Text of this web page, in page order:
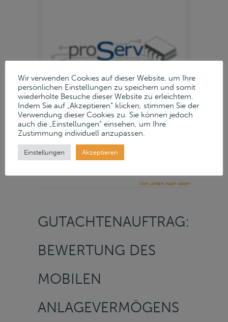
16. Oktober 2024
Read more →
Von unten nach oben
GUTACHTENAUFTRAG:
BEWERTUNG DES
MOBILEN
ANLAGEVERMÖGENS
Wir verwenden Cookies auf dieser Website, um Ihre
persönlichen Einstellungen zu speichern und somit
wiederholte Besuche dieser Website zu erleichtern.
Indem Sie auf „Akzeptieren“ klicken, stimmen Sie der
Verwendung dieser Cookies zu. Sie können jedoch
auch die „Einstellungen“ einsehen, um Ihre
Zustimmung individuell anzupassen.
Einstellungen Akzeptieren